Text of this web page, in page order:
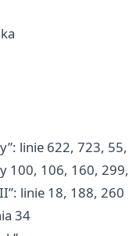
linie 622, 723,
100, 106, 160,
linie 18, 188, 260
34